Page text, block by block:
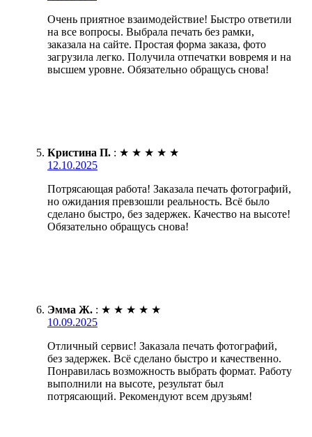
Очень приятное взаимодействие! Быстро ответили
на все вопросы. Выбрала печать без рамки,
заказала на сайте. Простая форма заказа, фото
загрузила легко. Получила отпечатки вовремя и на
высшем уровне. Обязательно обращусь снова!
Кристина П. : ★ ★ ★ ★ ★
12.10.2025
Потрясающая работа! Заказала печать фотографий,
но ожидания превзошли реальность. Всё было
сделано быстро, без задержек. Качество на высоте!
Обязательно обращусь снова!
Эмма Ж. : ★ ★ ★ ★ ★
10.09.2025
Отличный сервис! Заказала печать фотографий,
без задержек. Всё сделано быстро и качественно.
Понравилась возможность выбрать формат. Работу
выполнили на высоте, результат был
потрясающий. Рекомендуют всем друзьям!